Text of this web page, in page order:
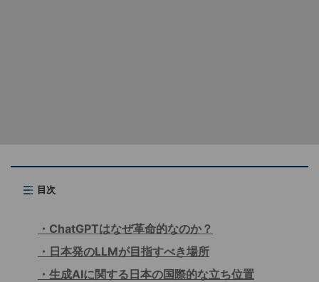
目次
ChatGPTはなぜ革命的なのか？
日本発のLLMが目指すべき場所
生成AIに関する日本の国際的な立ち位置